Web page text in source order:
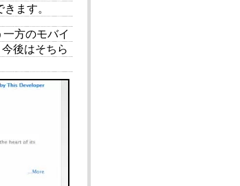
ます。
方のモバイ
後はそちら